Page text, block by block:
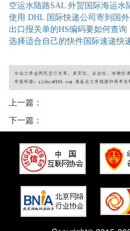
空运水陆路SAL 外贸国际海运水
使用 DHL 国际快递公司寄到国
出口报关单的HS编码要如何查询
选择适合自己的快件国际速递快
上一篇：
下一篇：